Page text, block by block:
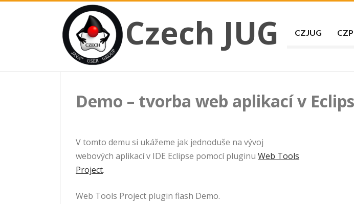
Czech JUG
CZECH JAVA USER GROUP
Czech JUG CZJUG
Demo – tvorba web aplikací v
V tomto demu si ukážeme jak jednoduše na vývoj
webových aplikací v IDE Eclipse pomocí pluginu Web Tools
Project.
Web Tools Project plugin flash Demo.